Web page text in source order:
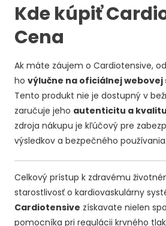
Kde kúpiť
Cena
Ak máte záujem o Cardiotensive,
hovýlučne na oficiálnej
Tento produkt nie je dostupný v
zaručuje jeho autenticitu a kvalitu
zdroja nákupu je kľúčový pre
výsledkov a bezpečného používania.
Celkový prístup k zdravému
starostlivosť o kardiovaskulárny
Cardiotensive získavate nielen
pomocníka pri regulácii krvného